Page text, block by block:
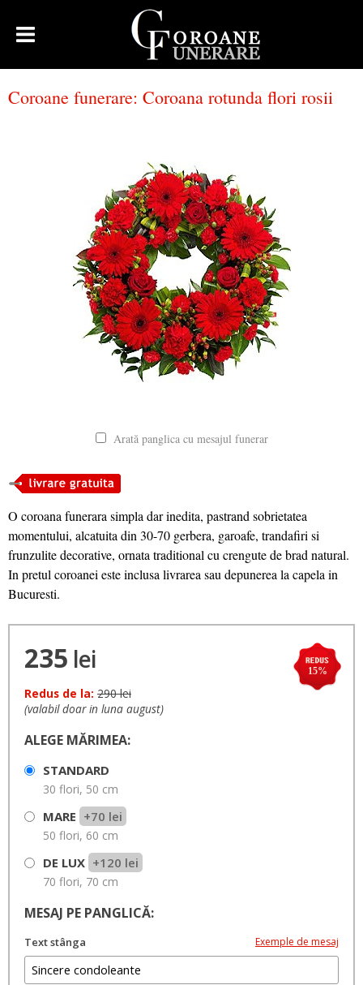
Coroane funerare: Coroana rotunda flori rosii
Arată panglica cu mesajul funerar
O coroana funerara simpla dar inedita, pastrand sobrietatea
momentului, alcatuita din 30-70 gerbera, garoafe, trandafiri si
frunzulite decorative, ornata traditional cu crengute de brad natural.
In pretul coroanei este inclusa livrarea sau depunerea la capela in
Bucuresti.
15%
235 lei
Redus de la: 290 lei
(valabil doar in luna august)
ALEGE MĂRIMEA:
STANDARD
30 flori, 50 cm
MARE +70 lei
50 flori, 60 cm
DE LUX +120 lei
70 flori, 70 cm
MESAJ PE PANGLICĂ:
Text stânga Exemple de mesaj